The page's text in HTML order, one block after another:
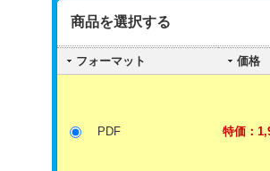
商品を選択する
フォーマット 価格
PDF 特価：